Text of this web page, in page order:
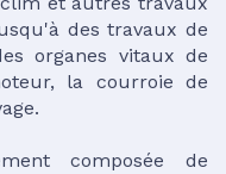
des travaux de
organes vitaux de
la courroie de
composée de